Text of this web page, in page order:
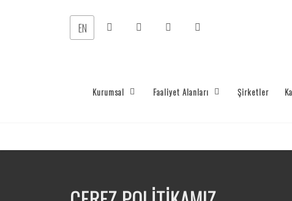
EN
Kurumsal Faaliyet Alanları Şirketler